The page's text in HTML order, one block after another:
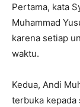
Pertama, kata
Muhammad
karena setiap
waktu.
Kedua, Andi
terbuka kepada